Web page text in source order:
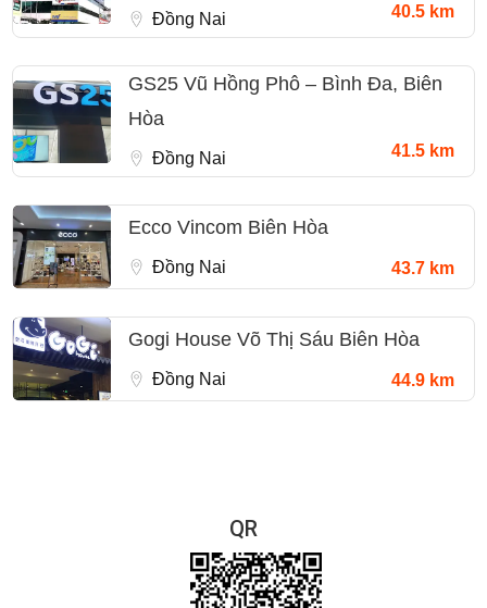
Đồng Nai 40.5 km
GS25 Vũ Hồng Phô – Bình Đa, Biên
Hòa
Đồng Nai 41.5 km
Ecco Vincom Biên Hòa
Đồng Nai 43.7 km
Gogi House Võ Thị Sáu Biên Hòa
Đồng Nai 44.9 km
QR